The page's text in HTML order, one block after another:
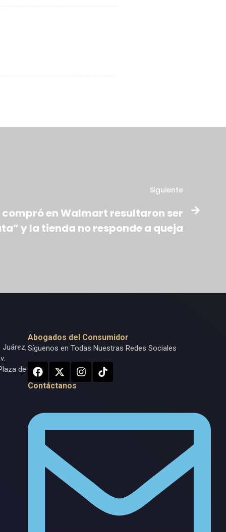
Siguiente
compró en Walmart resultaron ser
y la tienda no responde a queja
Juárez,
de
Abogados del Consumidor
Síguenos en Todas Nuestras Redes Sociales
Contáctanos